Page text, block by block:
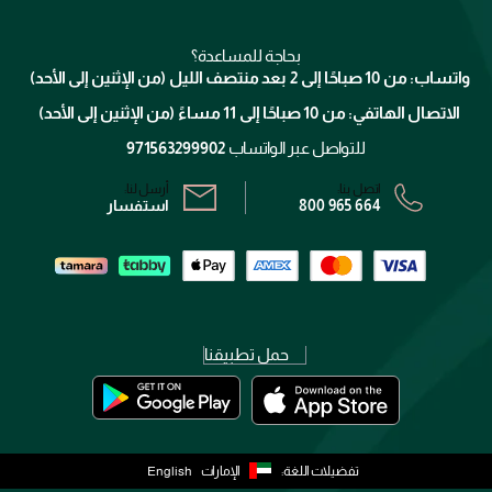
الإرجاع
برنامج الولاء ميوز
الشروط و الأحكام
سياسة الخصوصية
بحاجة للمساعدة؟
واتساب: من 10 صباحًا إلى 2 بعد منتصف الليل (من الإثنين إلى الأحد)
الاتصال الهاتفي: من 10 صباحًا إلى 11 مساءً (من الإثنين إلى الأحد)
للتواصل عبر الواتساب 971563299902
اتصل بنا:
800 965 664
أرسل لنا:
استفسار
حمل تطبيقنا
تفضيلات اللغة: الإمارات English